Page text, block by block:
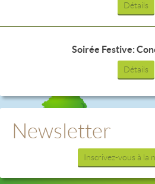
Détails
Soirée Festive:
Détails
Newsletter
Inscrivez-vous à la